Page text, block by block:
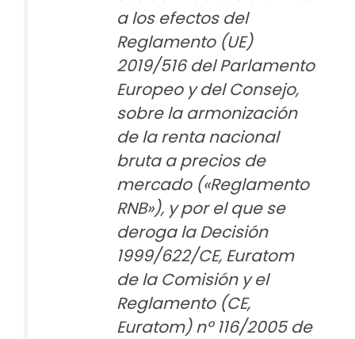
a los efectos del
Reglamento (UE)
2019/516 del Parlamento
Europeo y del Consejo,
sobre la armonización
de la renta nacional
bruta a precios de
mercado («Reglamento
RNB»), y por el que se
deroga la Decisión
1999/622/CE, Euratom
de la Comisión y el
Reglamento (CE,
Euratom) nº 116/2005 de